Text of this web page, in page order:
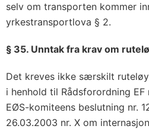
selv om transporten kommer
yrkestransportlova § 2.
§ 35. Unntak fra krav om
Det kreves ikke særskilt
i henhold til Rådsforordning
EØS-komiteens beslutning nr.
26.03.2003 nr. X om